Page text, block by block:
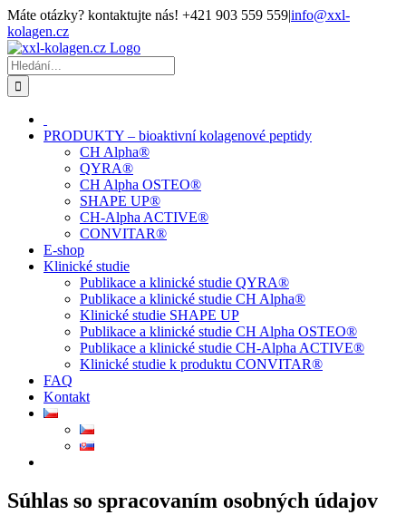
Přeskočit
na
obsah
Máte otázky? kontaktujte nás! +421 903 559 559|info@xxl-
kolagen.cz
Facebook
Hledat:
PRODUKTY – bioaktivní kolagenové peptidy
CH Alpha®
QYRA®
CH Alpha OSTEO®
SHAPE UP®
CH-Alpha ACTIVE®
CONVITAR®
E-shop
Klinické studie
Publikace a klinické studie QYRA®
Publikace a klinické studie CH Alpha®
Klinické studie SHAPE UP
Publikace a klinické studie CH Alpha OSTEO®
Publikace a klinické studie CH-Alpha ACTIVE®
Klinické studie k produktu CONVITAR®
FAQ
Kontakt
Súhlas so spracovaním osobných údajov